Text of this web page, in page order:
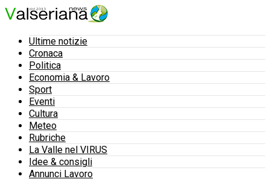
Ultime notizie
Cronaca
Politica
Economia & Lavoro
Sport
Eventi
Cultura
Meteo
Rubriche
La Valle nel VIRUS
Idee & consigli
Annunci Lavoro